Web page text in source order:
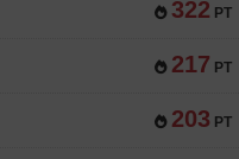
322 PT
217 PT
203 PT